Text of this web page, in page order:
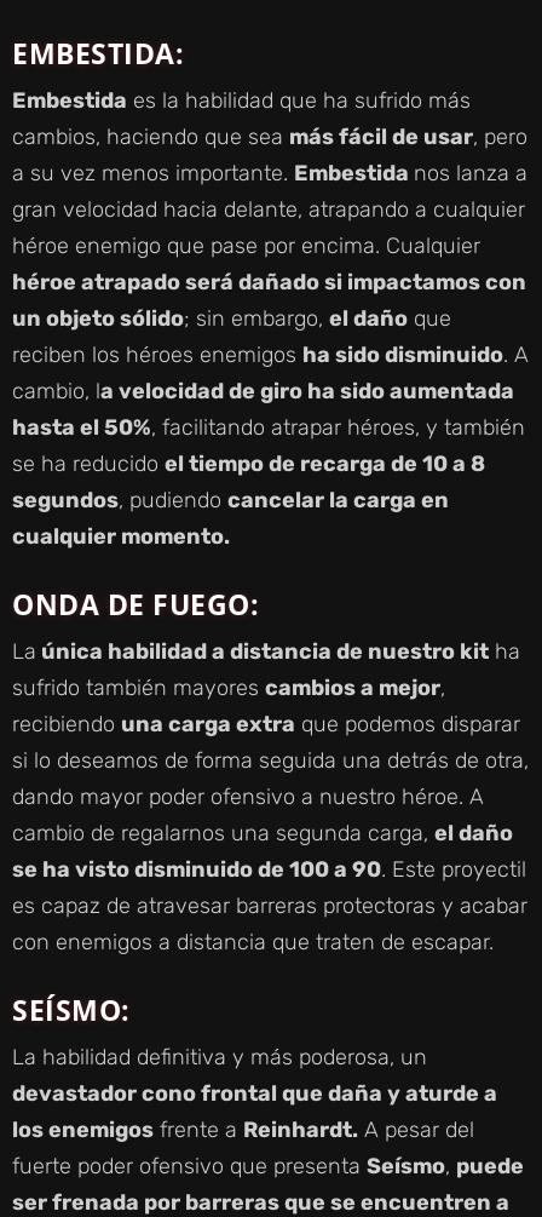
EMBESTIDA:
Embestida es la habilidad que ha sufrido más
cambios, haciendo que sea más fácil de usar, pero
a su vez menos importante. Embestida nos lanza a
gran velocidad hacia delante, atrapando a cualquier
héroe enemigo que pase por encima. Cualquier
héroe atrapado será dañado si impactamos con
un objeto sólido; sin embargo, el daño que
reciben los héroes enemigos ha sido disminuido. A
cambio, la velocidad de giro ha sido aumentada
hasta el 50%, facilitando atrapar héroes, y también
se ha reducido el tiempo de recarga de 10 a 8
segundos, pudiendo cancelar la carga en
cualquier momento.
ONDA DE FUEGO:
La única habilidad a distancia de nuestro kit ha
sufrido también mayores cambios a mejor,
recibiendo una carga extra que podemos disparar
si lo deseamos de forma seguida una detrás de otra,
dando mayor poder ofensivo a nuestro héroe. A
cambio de regalarnos una segunda carga, el daño
se ha visto disminuido de 100 a 90. Este proyectil
es capaz de atravesar barreras protectoras y acabar
con enemigos a distancia que traten de escapar.
SEÍSMO:
La habilidad definitiva y más poderosa, un
devastador cono frontal que daña y aturde a
los enemigos frente a Reinhardt. A pesar del
fuerte poder ofensivo que presenta Seísmo, puede
ser frenada por barreras que se encuentren a